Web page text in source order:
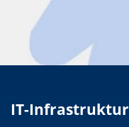
IT-Infrastruktur